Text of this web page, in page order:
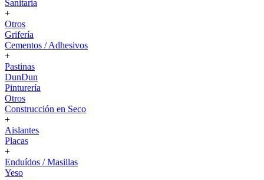
Sanitaria
+
Otros
Grifería
Cementos / Adhesivos
+
Pastinas
DunDun
Pinturería
Otros
Construcción en Seco
+
Aislantes
Placas
+
Enduídos / Masillas
Yeso